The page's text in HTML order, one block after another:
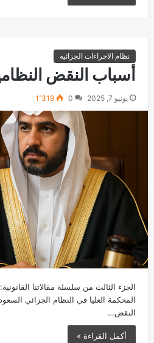
نظام الاجراءات الجزائيه
أسباب النقض
يونيو 7, 2025 0 1٬319
الجزء الثالث من سلسلة مقالاتنا
المحكمة العليا في النظام الجزائي
النقض…
أكمل القراءة »